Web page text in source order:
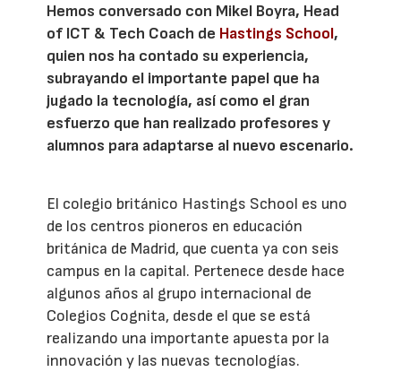
Hemos conversado con Mikel Boyra, Head
of ICT & Tech Coach de Hastings School,
quien nos ha contado su experiencia,
subrayando el importante papel que ha
jugado la tecnología, así como el gran
esfuerzo que han realizado profesores y
alumnos para adaptarse al nuevo escenario.
El colegio británico Hastings School es uno
de los centros pioneros en educación
británica de Madrid, que cuenta ya con seis
campus en la capital. Pertenece desde hace
algunos años al grupo internacional de
Colegios Cognita, desde el que se está
realizando una importante apuesta por la
innovación y las nuevas tecnologías.